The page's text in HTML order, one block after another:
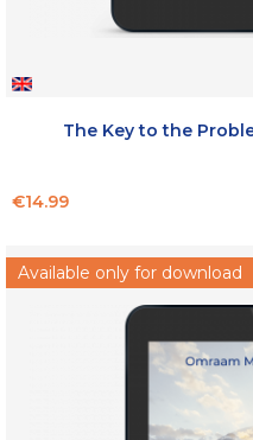
The Key to the
Price
€14.99
Available only for download